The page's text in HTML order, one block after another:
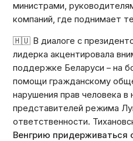
министрами,
компаний, где поднимает
🇭🇺 В диалоге с
лидерка акцентировала
поддержке Беларуси – на
помощи гражданскому
нарушения прав человека в
представителей режима
ответственности.
Венгрию придерживаться